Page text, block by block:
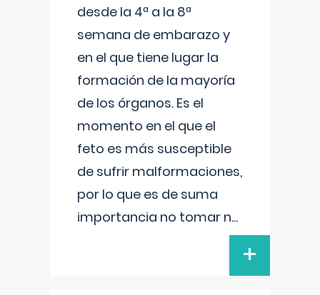
desde la 4ª a la 8ª
semana de embarazo y
en el que tiene lugar la
formación de la mayoría
de los órganos. Es el
momento en el que el
feto es más susceptible
de sufrir malformaciones,
por lo que es de suma
importancia no tomar n...
+